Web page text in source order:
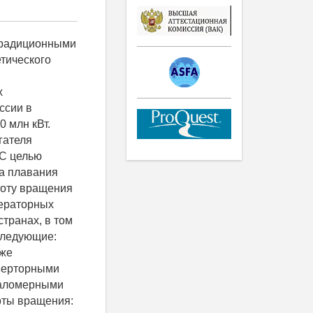
АВН Устройство синхронизации вычисляет фазу напряжения СГ. В блоке преобразований Парка-Горева вычисляются активная и реактивная составляющие тока СГ. Таким образом, достигается возможность регулирования значения активной и реактивной мощности СГ. Для функционирования алгоритма регулирования фазы тока генератора необходимо в структуру управления АВН ввести компенсационные связи [7]. Система управления АВН построена по принципу подчинённого регулирования. Поддержание требуемого уровня напряжения в звене постоянного тока обеспечивает контур регулирования напряжения АВН. Управляемый с помощью векторной ШИМ автономный инвертор напряжения АИН инвертирует постоянное напряжение, которое далее через синус-фильтр подаётся на нагрузку. Структурные схемы контуров автоматического регулирования АВН представлены на рис. 7 и 8. Рис. 7. Структурная схема контура тока АВН Рис. 8. Структурная схема контура напряжения АВН Данные схемы построены на базе уравнений непрерывной модели компенсированного АВН [8]. Настройка ПИ-регуляторов АВН выполнена на симметричный оптимум. Значения рассчитанных коэффициентов корректировались с помощью возможностей автоматической настройки блоков PID controller в расширении Simulink Control Design Toolbox. Моделирование переходных процессов дизель-генераторных установок переменной частоты вращения на базе активного выпрямителя напряжения На основе структурной схемы (см. рис. 2) в компьютерной среде MATLAB разработана математическая имитационная модель ДГПЧВ на базе АВН. Частота коммутации силов